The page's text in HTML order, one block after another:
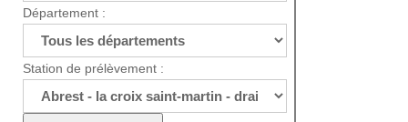
Département :
Station de prélèvement :